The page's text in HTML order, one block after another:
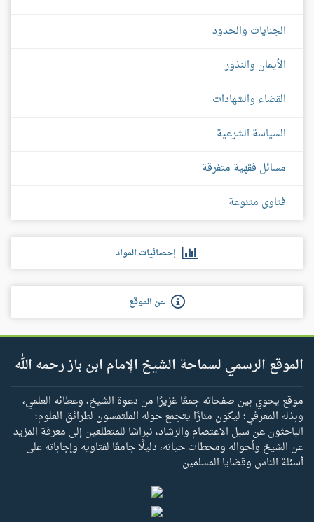
الجنايات والحدود
الأيمان والنذور
القضاء والشهادات
السياسة الشرعية
مسائل فقهية متفرقة
فتاوى متنوعة
إحصائيات المواد
عن الموقع
الموقع الرسمي لسماحة الشيخ الإمام ابن باز رحمه الله
موقع يحوي بين صفحاته جمعًا غزيرًا من دعوة الشيخ، وعطائه العلمي،
وبذله المعرفي؛ ليكون منارًا يتجمع حوله الملتمسون لطرائق العلوم؛
الباحثون عن سبل الاعتصام والرشاد، نبراسًا للمتطلعين إلى معرفة المزيد
عن الشيخ وأحواله ومحطات حياته، دليلًا جامعًا لفتاويه وإجاباته على
أسئلة الناس وقضايا المسلمين.